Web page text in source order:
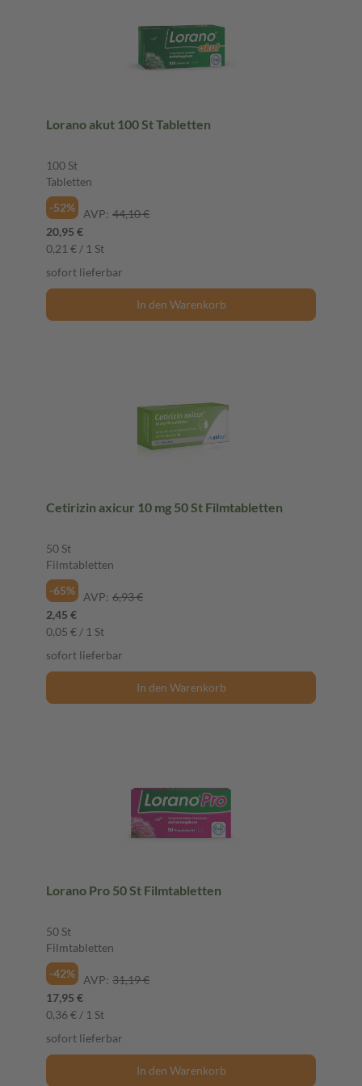
Lorano akut 100 St Tabletten
100 St
Tabletten
-52%
AVP: 44,10 €
20,95 €
0,21 € / 1 St
sofort lieferbar
In den Warenkorb
Cetirizin axicur 10 mg 50 St Filmtabletten
50 St
Filmtabletten
-65%
AVP: 6,93 €
2,45 €
0,05 € / 1 St
sofort lieferbar
In den Warenkorb
Lorano Pro 50 St Filmtabletten
50 St
Filmtabletten
-42%
AVP: 31,19 €
17,95 €
0,36 € / 1 St
sofort lieferbar
In den Warenkorb